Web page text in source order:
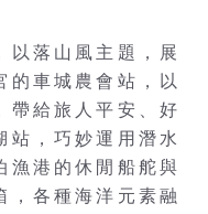
以落山風主題，展
的車城農會站，以
帶給旅人平安、好
站，巧妙運用潛水
漁港的休閒船舵與
，各種海洋元素融